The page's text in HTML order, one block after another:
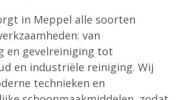
in Meppel alle soorten
van
en gevelreiniging tot
en industriële reiniging. Wij
technieken en